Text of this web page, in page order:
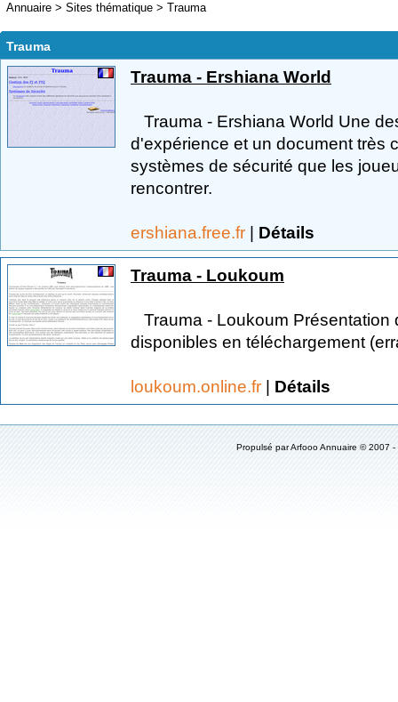
Annuaire > Sites thématique > Trauma
Trauma
Trauma - Ershiana World
Trauma - Ershiana World Une
d'expérience et un document très
systèmes de sécurité que les
rencontrer.
ershiana.free.fr | Détails
Trauma - Loukoum
Trauma - Loukoum Présentation
disponibles en téléchargement
loukoum.online.fr | Détails
Propulsé parArfooo Annuaire © 2007